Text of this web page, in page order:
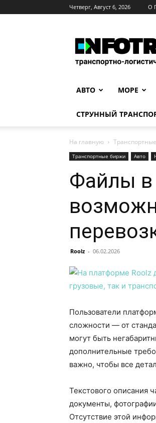
Четверг, Август 6, 2026 О
АВТО МОРЕ
СТРУННЫЙ
На главную
Транспортные биржи Авто
Файлы в
Roolz - 06.02.2026
Пользователи
сложности — от
могут быть
дополнительные
важно, чтобы все
Текстового описания
документы,
Отсутствие этой